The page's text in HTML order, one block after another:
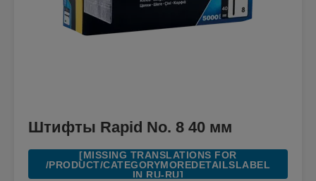
Штифты Rapid No. 8 40 мм
[MISSING TRANSLATIONS FOR
/PRODUCT/CATEGORYMOREDETAILSLABEL
IN RU-RU]